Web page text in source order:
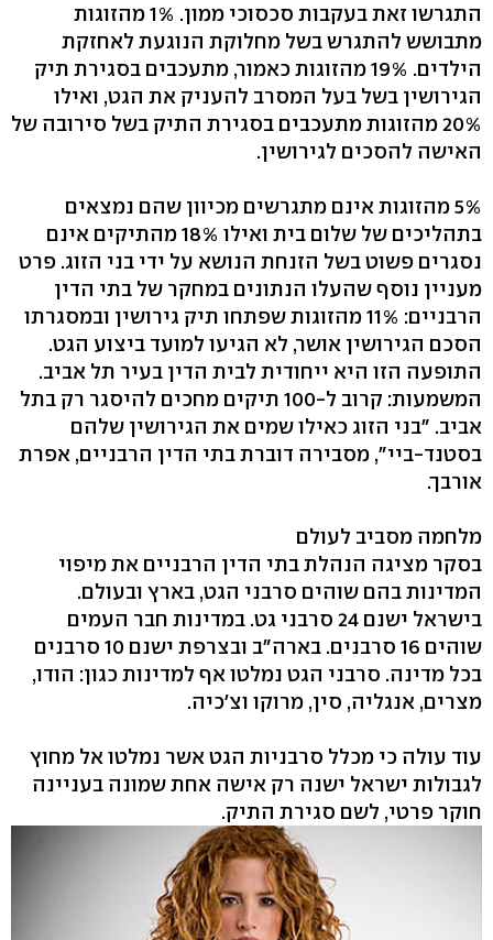
התגרשו זאת בעקבות סכסוכי ממון. 1% מהזוגות
מתבושש להתגרש בשל מחלוקת הנוגעת לאחזקת
הילדים. 19% מהזוגות כאמור, מתעכבים בסגירת תיק
הגירושין בשל בעל המסרב להעניק את הגט, ואילו
20% מהזוגות מתעכבים בסגירת התיק בשל סירובה של
האישה להסכים לגירושין.
5% מהזוגות אינם מתגרשים מכיוון שהם נמצאים
בתהליכים של שלום בית ואילו 18% מהתיקים אינם
נסגרים פשוט בשל הזנחת הנושא על ידי בני הזוג. פרט
מעניין נוסף שהעלו הנתונים במחקר של בתי הדין
הרבניים: 11% מהזוגות שפתחו תיק גירושין ובמסגרתו
הסכם הגירושין אושר, לא הגיעו למועד ביצוע הגט.
התופעה הזו היא ייחודית לבית הדין בעיר תל אביב.
המשמעות: קרוב ל-100 תיקים מחכים להיסגר רק בתל
אביב. "בני הזוג כאילו שמים את הגירושין שלהם
בסטנד-ביי", מסבירה דוברת בתי הדין הרבניים, אפרת
אורבך.
מלחמה מסביב לעולם
בסקר מציגה הנהלת בתי הדין הרבניים את מיפוי
המדינות בהם שוהים סרבני הגט, בארץ ובעולם.
בישראל ישנם 24 סרבני גט. במדינות חבר העמים
שוהים 16 סרבנים. בארה"ב ובצרפת ישנם 10 סרבנים
בכל מדינה. סרבני הגט נמלטו אף למדינות כגון: הודו,
מצרים, אנגליה, סין, מרוקו וצ'כיה.
עוד עולה כי מכלל סרבניות הגט אשר נמלטו אל מחוץ
לגבולות ישראל ישנה רק אישה אחת שמונה בעניינה
חוקר פרטי, לשם סגירת התיק.